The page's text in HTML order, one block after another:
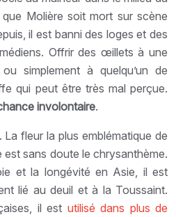
Molière soit mort sur scène
il est banni des loges et des
Offrir des œillets à une
simplement à quelqu’un de
qui peut être très mal perçue.
involontaire.
La fleur la plus emblématique de
sans doute le chrysanthème.
et la longévité en Asie, il est
lié au deuil et à la Toussaint.
il est utilisé dans plus de